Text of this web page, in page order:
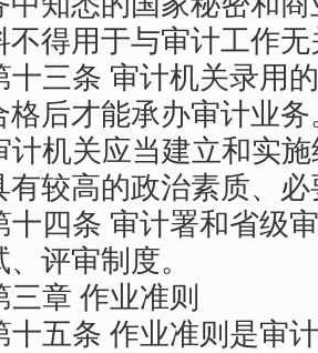
不得用于与审计工作
三条 审计机关录用
格后才能承办审计业务
机关应当建立和实施
有较高的政治素质、
四条 审计署和省级
评审制度。
章 作业准则
五条 作业准则是审